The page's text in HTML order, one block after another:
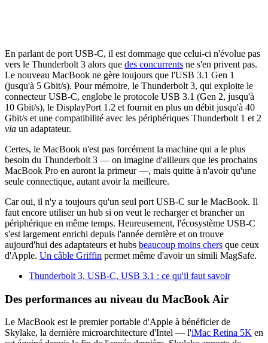
En parlant de port USB-C, il est dommage que celui-ci n'évolue pas
vers le Thunderbolt 3 alors que des concurrents ne s'en privent pas.
Le nouveau MacBook ne gère toujours que l'USB 3.1 Gen 1
(jusqu'à 5 Gbit/s). Pour mémoire, le Thunderbolt 3, qui exploite le
connecteur USB-C, englobe le protocole USB 3.1 (Gen 2, jusqu'à
10 Gbit/s), le DisplayPort 1.2 et fournit en plus un débit jusqu'à 40
Gbit/s et une compatibilité avec les périphériques Thunderbolt 1 et 2
via un adaptateur.
Certes, le MacBook n'est pas forcément la machine qui a le plus
besoin du Thunderbolt 3 — on imagine d'ailleurs que les prochains
MacBook Pro en auront la primeur —, mais quitte à n'avoir qu'une
seule connectique, autant avoir la meilleure.
Car oui, il n'y a toujours qu'un seul port USB-C sur le MacBook. Il
faut encore utiliser un hub si on veut le recharger et brancher un
périphérique en même temps. Heureusement, l'écosystème USB-C
s'est largement enrichi depuis l'année dernière et on trouve
aujourd'hui des adaptateurs et hubs beaucoup moins chers que ceux
d'Apple. Un câble Griffin permet même d'avoir un simili MagSafe.
Thunderbolt 3, USB-C, USB 3.1 : ce qu'il faut savoir
Des performances au niveau du MacBook Air
Le MacBook est le premier portable d'Apple à bénéficier de
Skylake, la dernière microarchitecture d'Intel — l'iMac Retina 5K en